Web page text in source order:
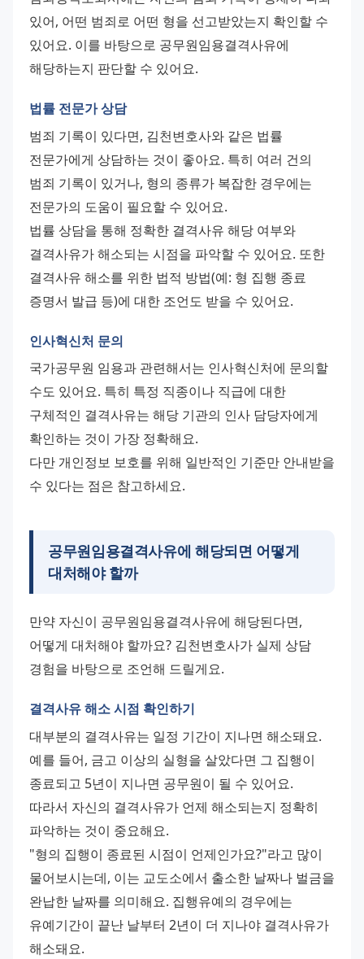
있어, 어떤 범죄로 어떤 형을 선고받았는지 확인할 수
있어요. 이를 바탕으로 공무원임용결격사유에
해당하는지 판단할 수 있어요.
법률 전문가 상담
범죄 기록이 있다면, 김천변호사와 같은 법률
전문가에게 상담하는 것이 좋아요. 특히 여러 건의
범죄 기록이 있거나, 형의 종류가 복잡한 경우에는
전문가의 도움이 필요할 수 있어요.
법률 상담을 통해 정확한 결격사유 해당 여부와
결격사유가 해소되는 시점을 파악할 수 있어요. 또한
결격사유 해소를 위한 법적 방법(예: 형 집행 종료
증명서 발급 등)에 대한 조언도 받을 수 있어요.
인사혁신처 문의
국가공무원 임용과 관련해서는 인사혁신처에 문의할
수도 있어요. 특히 특정 직종이나 직급에 대한
구체적인 결격사유는 해당 기관의 인사 담당자에게
확인하는 것이 가장 정확해요.
다만 개인정보 보호를 위해 일반적인 기준만 안내받을
수 있다는 점은 참고하세요.
공무원임용결격사유에 해당되면 어떻게
대처해야 할까
만약 자신이 공무원임용결격사유에 해당된다면,
어떻게 대처해야 할까요? 김천변호사가 실제 상담
경험을 바탕으로 조언해 드릴게요.
결격사유 해소 시점 확인하기
대부분의 결격사유는 일정 기간이 지나면 해소돼요.
예를 들어, 금고 이상의 실형을 살았다면 그 집행이
종료되고 5년이 지나면 공무원이 될 수 있어요.
따라서 자신의 결격사유가 언제 해소되는지 정확히
파악하는 것이 중요해요.
"형의 집행이 종료된 시점이 언제인가요?"라고 많이
물어보시는데, 이는 교도소에서 출소한 날짜나 벌금을
완납한 날짜를 의미해요. 집행유예의 경우에는
유예기간이 끝난 날부터 2년이 더 지나야 결격사유가
해소돼요.